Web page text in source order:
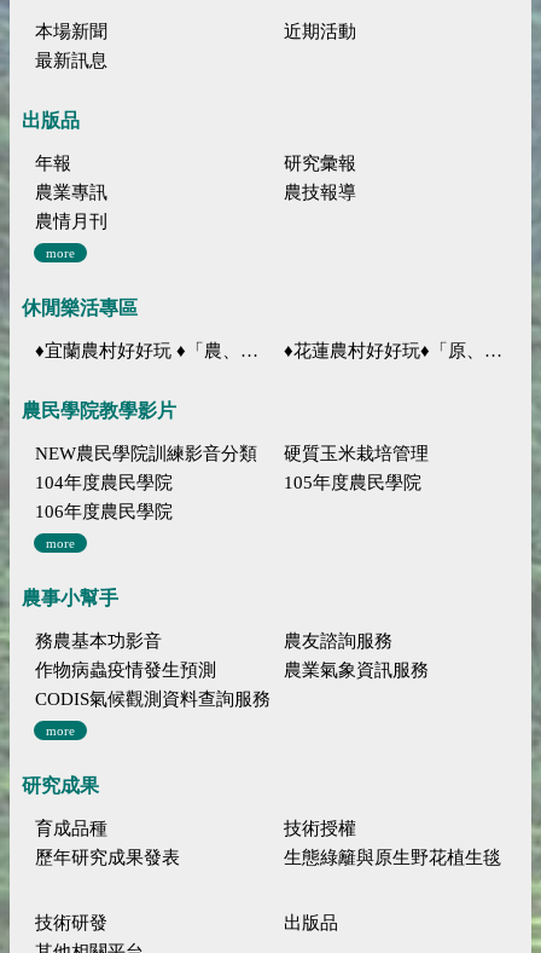
本場新聞
近期活動
最新訊息
出版品
年報
研究彙報
農業專訊
農技報導
農情月刊
more
休閒樂活專區
♦宜蘭農村好好玩 ♦「農、藝、山、水」四條遊程推薦 ♦花蓮農村好好玩♦「原、生、慢、活」四條遊程推薦
農民學院教學影片
NEW農民學院訓練影音分類
硬質玉米栽培管理
104年度農民學院
105年度農民學院
106年度農民學院
more
農事小幫手
務農基本功影音
農友諮詢服務
作物病蟲疫情發生預測
農業氣象資訊服務
CODIS氣候觀測資料查詢服務
more
研究成果
育成品種
技術授權
歷年研究成果發表
生態綠籬與原生野花植生毯
技術研發
出版品